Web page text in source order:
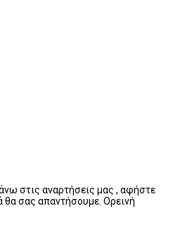
στις αναρτήσεις μας , αφήστε
θα σας απαντήσουμε. Ορεινή